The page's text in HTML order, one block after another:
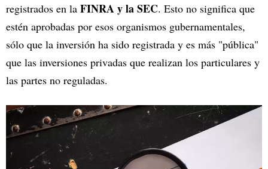
registrados en la FINRA y la SEC. Esto no significa que
estén aprobadas por esos organismos gubernamentales,
sólo que la inversión ha sido registrada y es más "pública"
que las inversiones privadas que realizan los particulares y
las partes no reguladas.